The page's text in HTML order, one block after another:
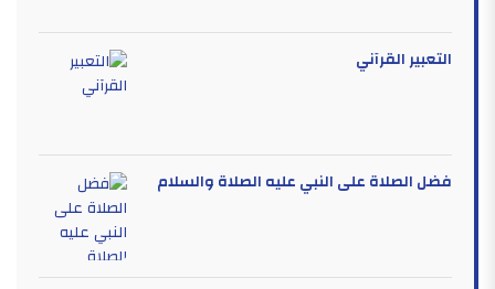
التعبير القرآني
فضل الصلاة على النبي عليه الصلاة والسلام